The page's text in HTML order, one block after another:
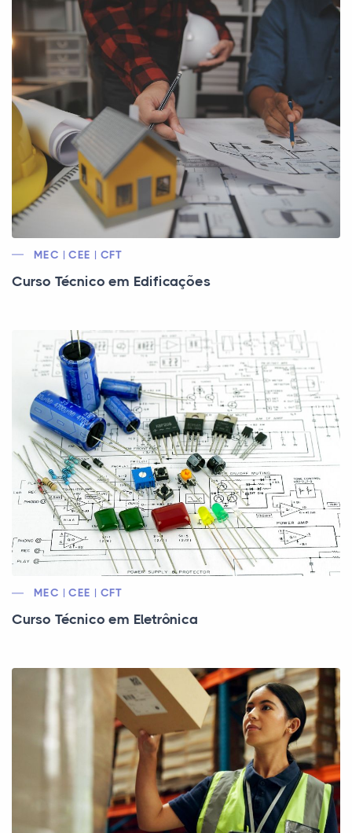
MEC | CEE | CFT
Curso Técnico em Edificações
MEC | CEE | CFT
Curso Técnico em Eletrônica